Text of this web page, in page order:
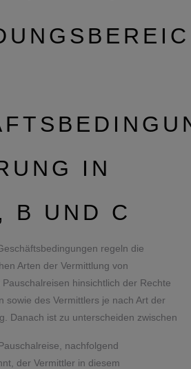
IN
B UND C
regeln die
Arten der Vermittlung von
hinsichtlich der Rechte
sowie des Vermittlers je nach Art der
Danach ist zu unterscheiden zwischen
nachfolgend
der Vermittler in diesem